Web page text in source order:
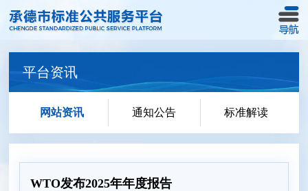
平台资讯
网站资讯 通知公告 标准解读
WTO发布2025年年度报告